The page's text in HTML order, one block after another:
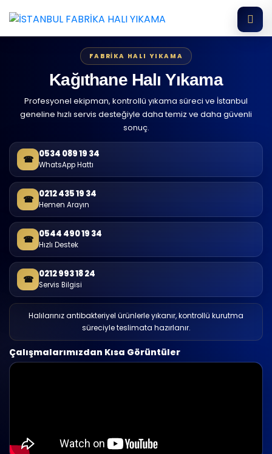
FABRIKA HALI YIKAMA
Kağıthane Halı Yıkama
Profesyonel ekipman, kontrollü yıkama süreci ve İstanbul
geneline hızlı servis desteğiyle daha temiz ve daha güvenli
sonuç.
☎ 0534 089 19 34
WhatsApp Hattı
☎ 0212 435 19 34
Hemen Arayın
☎ 0544 490 19 34
Hızlı Destek
☎ 0212 993 18 24
Servis Bilgisi
Halılarınız antibakteriyel ürünlerle yıkanır, kontrollü kurutma
süreciyle teslimata hazırlanır.
Çalışmalarımızdan Kısa Görüntüler